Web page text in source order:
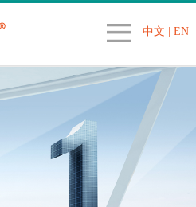
中文 |EN